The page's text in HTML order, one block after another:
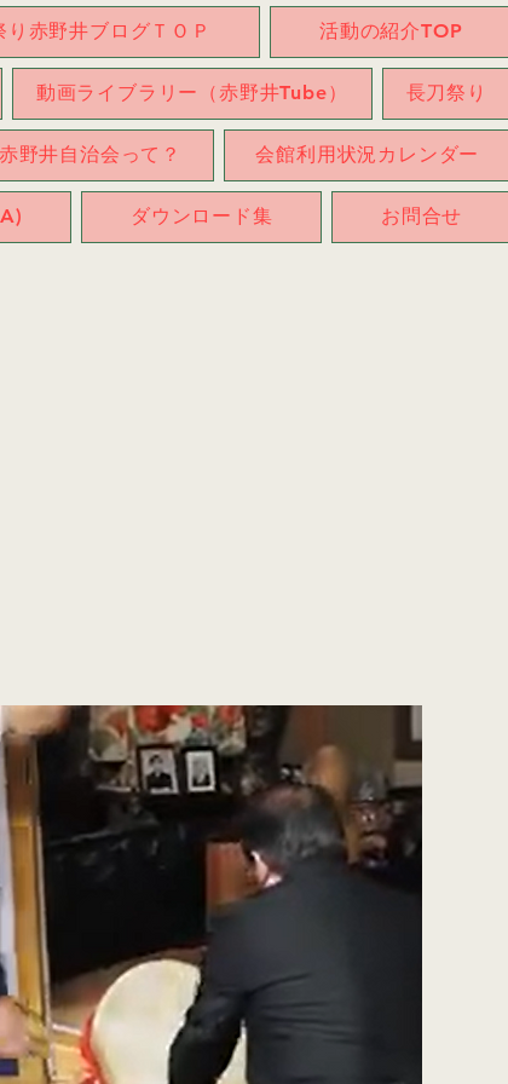
り赤野井ブログＴＯＰ 活動の紹介TOP
動画ライブラリー（赤野井Tube） 長刀祭り
赤野井自治会って？ 会館利用状況カレンダー
ダウンロード集 お問合せ